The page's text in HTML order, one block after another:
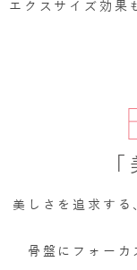
エクスサイズ効果
美しさを追求す
骨盤にフォーカ